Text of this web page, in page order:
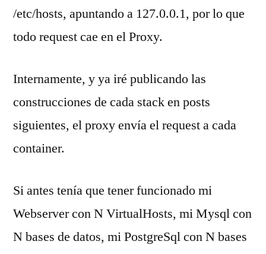
/etc/hosts, apuntando a 127.0.0.1, por lo que
todo request cae en el Proxy.
Internamente, y ya iré publicando las
construcciones de cada stack en posts
siguientes, el proxy envía el request a cada
container.
Si antes tenía que tener funcionado mi
Webserver con N VirtualHosts, mi Mysql con
N bases de datos, mi PostgreSql con N bases